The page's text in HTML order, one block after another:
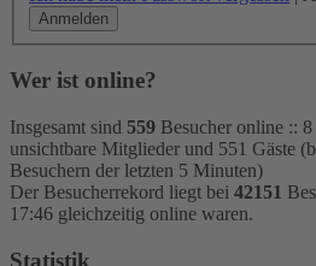
Wer ist online?
Insgesamt sind 559 Besucher online ::
unsichtbare Mitglieder und 551 Gäste
Besuchern der letzten 5 Minuten)
Der Besucherrekord liegt bei 42151
17:46 gleichzeitig online waren.
Statistik